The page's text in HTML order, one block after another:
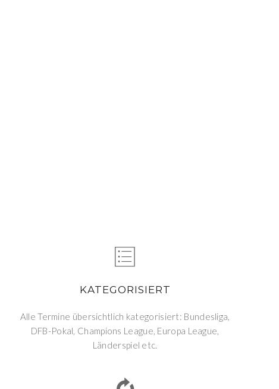
KATEGORISIERT
Alle Termine übersichtlich kategorisiert: Bundesliga,
DFB-Pokal, Champions League, Europa League,
Länderspiel etc.